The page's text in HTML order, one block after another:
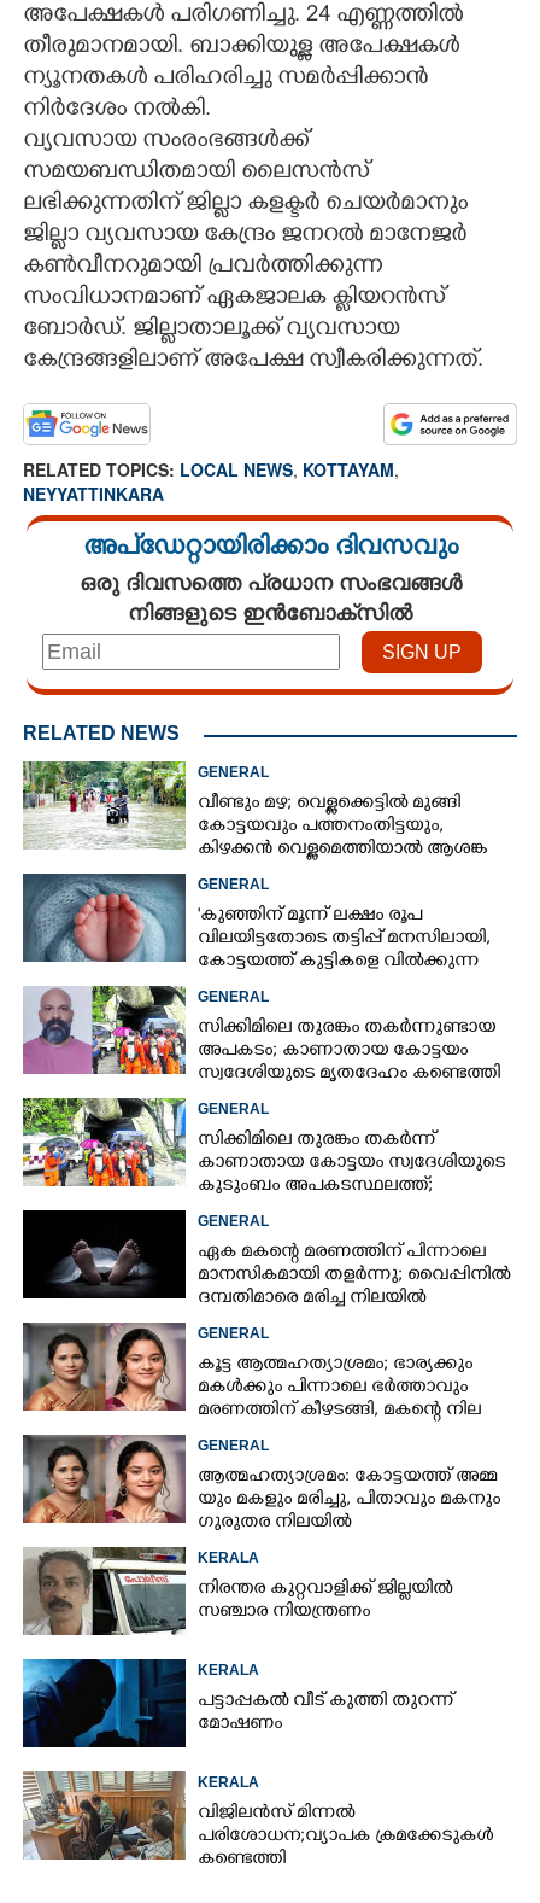
CARTOONS
ZOOM
CONTACT US
അപേക്ഷകൾ പരിഗണിച്ചു. 24 എണ്ണത്തിൽ
തീരുമാനമായി. ബാക്കിയുള്ള അപേക്ഷകൾ
ന്യൂനതകൾ പരിഹരിച്ചു സമർപ്പിക്കാൻ
നിർദേശം നൽകി.
വ്യവസായ സംരംഭങ്ങൾക്ക്
സമയബന്ധിതമായി ലൈസൻസ്
ലഭിക്കുന്നതിന് ജില്ലാ കളക്ടർ ചെയർമാനും
ജില്ലാ വ്യവസായ കേന്ദ്രം ജനറൽ മാനേജർ
കൺവീനറുമായി പ്രവർത്തിക്കുന്ന
സംവിധാനമാണ് ഏകജാലക ക്ലിയറൻസ്
ബോർഡ്. ജില്ലാതാലൂക്ക് വ്യവസായ
കേന്ദ്രങ്ങളിലാണ് അപേക്ഷ സ്വീകരിക്കുന്നത്.
RELATED TOPICS: LOCAL NEWS, KOTTAYAM,
NEYYATTINKARA
അപ്ഡേറ്റായിരിക്കാം ദിവസവും
ഒരു ദിവസത്തെ പ്രധാന സംഭവങ്ങൾ
നിങ്ങളുടെ ഇൻബോക്സിൽ
RELATED NEWS
GENERAL
വീണ്ടും മഴ; വെള്ളക്കെട്ടിൽ മുങ്ങി
കോട്ടയവും പത്തനംതിട്ടയും,
കിഴക്കൻ വെള്ളമെത്തിയാൽ ആശങ്ക
ഇരട്ടിക്കും
GENERAL
'കുഞ്ഞിന് മൂന്ന് ലക്ഷം രൂപ
വിലയിട്ടതോടെ തട്ടിപ്പ് മനസിലായി,
കോട്ടയത്ത് കുട്ടികളെ വിൽക്കുന്ന
സംഘം'; കൂടുതൽ
വെളിപ്പെടുത്തലുമായി ഗർഭിണി
GENERAL
സിക്കിമിലെ തുരങ്കം തകർന്നുണ്ടായ
അപകടം; കാണാതായ കോട്ടയം
സ്വദേശിയുടെ മൃതദേഹം കണ്ടെത്തി
GENERAL
സിക്കിമിലെ തുരങ്കം തകർന്ന്
കാണാതായ കോട്ടയം സ്വദേശിയുടെ
കുടുംബം അപകടസ്ഥലത്ത്;
രക്ഷാപ്രവർത്തനം ദുഷ്‌കരമെന്ന്
വിവരം
GENERAL
ഏക മകന്റെ മരണത്തിന് പിന്നാലെ
മാനസികമായി തളർന്നു; വൈപ്പിനിൽ
ദമ്പതിമാരെ മരിച്ച നിലയിൽ
കണ്ടെത്തി
GENERAL
കൂട്ട ആത്മഹത്യാശ്രമം; ഭാര്യക്കും
മകൾക്കും പിന്നാലെ ഭർത്താവും
മരണത്തിന് കീഴടങ്ങി, മകന്റെ നില
അതീവ ഗുരുതരം
GENERAL
ആ​ത്മ​ഹ​ത്യാ​ശ്ര​മം​:​ കോട്ടയത്ത് അ​മ്മ​
യും​ ​മ​ക​ളും​ ​മ​രി​ച്ചു, പിതാവും മകനും
ഗുരുതര നിലയിൽ
KERALA
നിരന്തര കുറ്റവാളിക്ക് ജില്ലയിൽ
സഞ്ചാര നിയന്ത്രണം
KERALA
പട്ടാപ്പകൽ വീട് കുത്തി തുറന്ന്
മോഷണം
KERALA
വിജിലൻസ് മിന്നൽ
പരിശോധന; വ്യാപക ക്രമക്കേടുകൾ
കണ്ടെത്തി